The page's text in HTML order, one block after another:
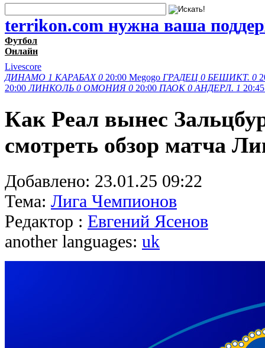
terrikon.com нужна ваша
Футбол
Онлайн
Livescore
ДИНАМО 1 КАРАБАХ 0 20:00 Megogo ГРАДЕЦ 0 БЕШИКТ. 0
20:00 ЛИНКОЛЬ 0 ОМОНИЯ 0 20:00 ПАОК 0 АНДЕРЛ. 1 20:45
Как Реал вынес
смотреть обзор матча
Добавлено: 23.01.25 09:22
Тема: Лига Чемпионов
Редактор : Евгений Ясенов
another languages: uk